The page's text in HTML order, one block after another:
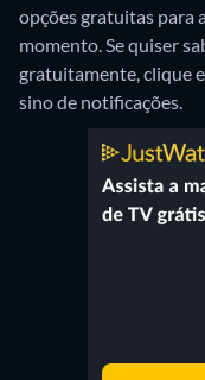
opções gratuitas para
momento. Se quiser
gratuitamente, clique
sino de notificações.